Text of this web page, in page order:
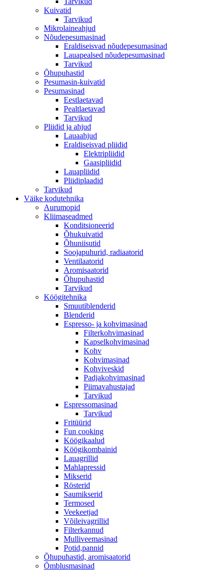
Kuivatid
Tarvikud
Mikrolaineahjud
Nõudepesumasinad
Eraldiseisvad nõudepesumasinad
Lauapealsed nõudepesumasinad
Tarvikud
Õhupuhastid
Pesumasin-kuivatid
Pesumasinad
Eestlaetavad
Pealtlaetavad
Tarvikud
Pliidid ja ahjud
Lauaahjud
Eraldiseisvad pliidid
Elektripliidid
Gaasipliidid
Lauapliidid
Pliidiplaadid
Tarvikud
Väike kodutehnika
Aurumopid
Kliimaseadmed
Konditsioneerid
Õhukuivatid
Õhuniisutid
Soojapuhurid, radiaatorid
Ventilaatorid
Aromisaatorid
Õhupuhastid
Tarvikud
Köögitehnika
Smuutiblenderid
Blenderid
Espresso- ja kohvimasinad
Filterkohvimasinad
Kapselkohvimasinad
Kohv
Kohvimasinad
Kohviveskid
Padjakohvimasinad
Piimavahustajad
Tarvikud
Espressomasinad
Tarvikud
Fritüürid
Fun cooking
Köögikaalud
Köögikombainid
Lauagrillid
Mahlapressid
Mikserid
Rösterid
Saumikserid
Termosed
Veekeetjad
Võileivagrillid
Filterkannud
Mulliveemasinad
Potid,pannid
Õhupuhastid, aromisaatorid
Õmblusmasinad